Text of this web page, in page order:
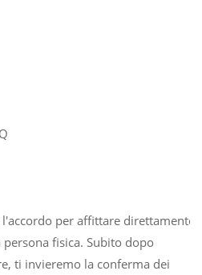
per affittare direttamente
fisica. Subito dopo
ti invieremo la conferma dei